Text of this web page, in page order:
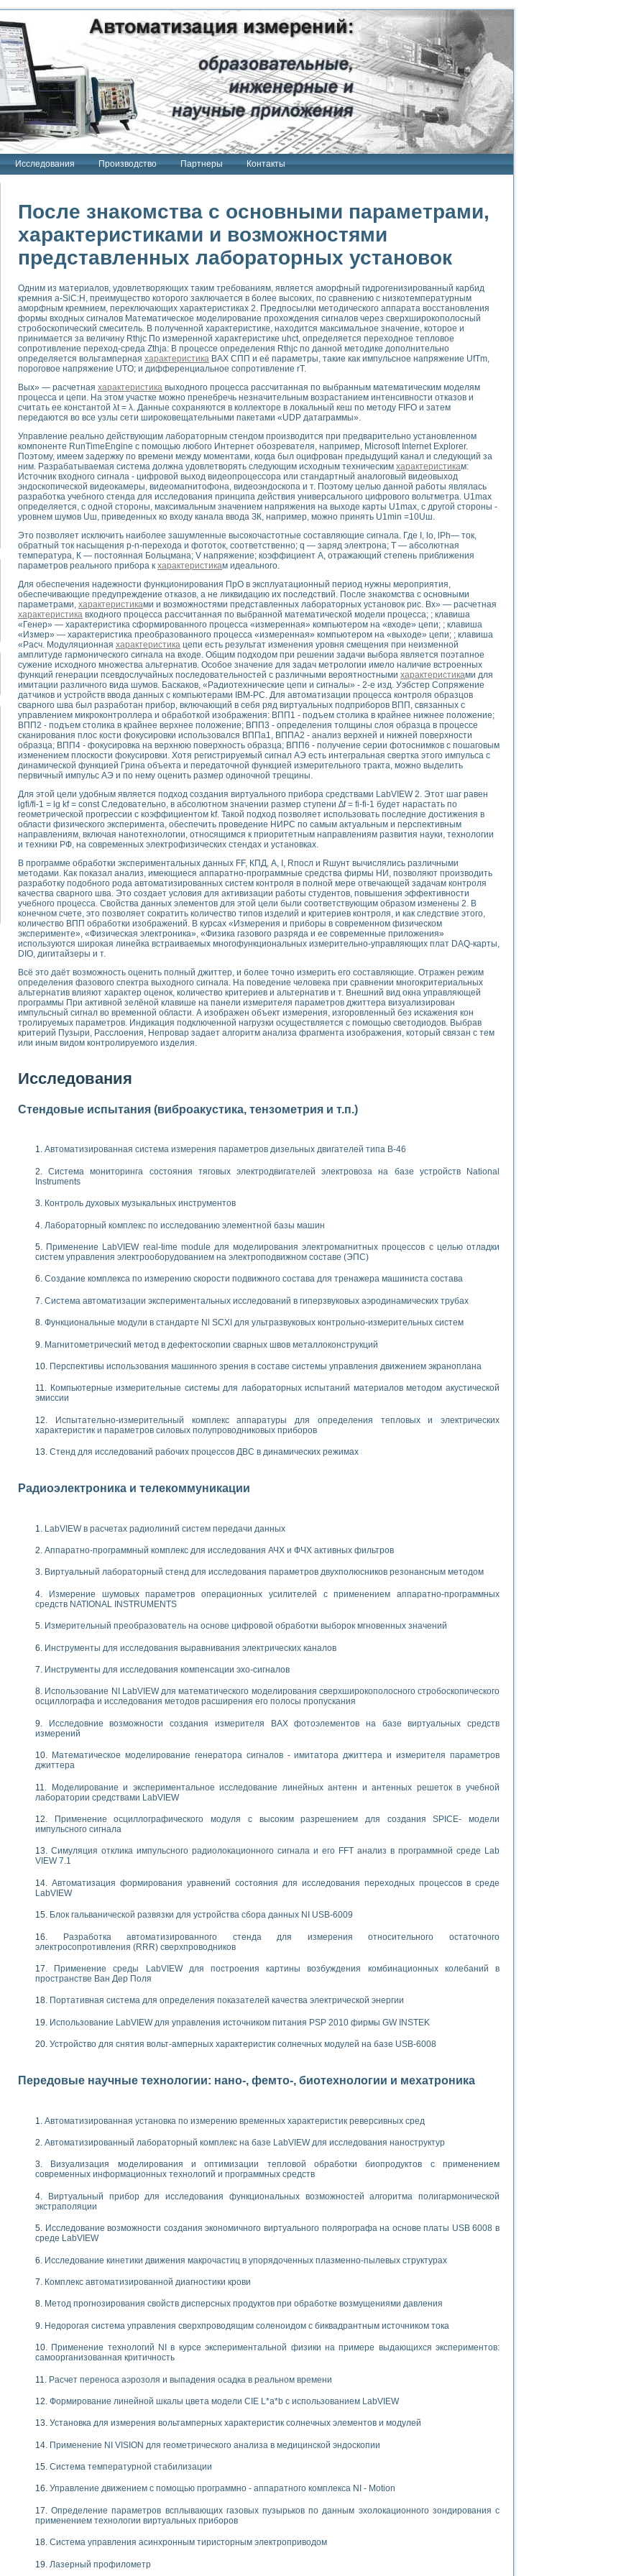
Исследования Производство Партнеры Контакты
"Сигнал-USB"
Интроскан
система
USB"
терапии серии СКАН
тензометрия и т.п.)
измерения параметров дизельных двигателей типа В-46
тяговых электродвигателей электровоза на базе устройств National Instruments
инструментов
элементной базы машин
module для моделирования электромагнитных процессов с целью отладки систем управления электрооборудованием на электроподвижном составе
скорости подвижного состава для тренажера машиниста состава
исследований в гиперзвуковых аэродинамических трубах
Nl SCXI для ультразвуковых контрольно-измерительных систем
сварных швов металлоконструкций
зрения в составе системы управления движением экраноплана
системы для лабораторных испытаний материалов методом акустической эмиссии
комплекс аппаратуры для определения тепловых и электрических характеристик и параметров силовых полупроводниковых приборов
процессов ДВС в динамических режимах
систем передачи данных
для исследования АЧХ и ФЧХ активных фильтров
для исследования параметров двухполюсников резонансным методом
операционных усилителей с применением аппаратно-программных средств NATIONAL INSTRUMENTS
на основе цифровой обработки выборок мгновенных значений
выравнивания электрических каналов
компенсации эхо-сигналов
математического моделирования сверхширокополосного стробоскопического осциллографа и исследования методов расширения его полосы
измерителя ВАХ фотоэлементов на базе виртуальных средств измерений
генератора сигналов - имитатора джиттера и измерителя параметров джиттера
исследование линейных антенн и антенных решеток в учебной лаборатории средствами LabVIEW
модуля с высоким разрешением для создания SPICE- модели импульсного сигнала
радиолокационного сигнала и его FFT анализ в программной среде Lab VIEW 7.1
уравнений состояния для исследования переходных процессов в среде LabVIEW
для устройства сбора данных NI USB-6009
стенда для измерения относительного остаточного электросопротивления (RRR) сверхпроводников
построения картины возбуждения комбинационных колебаний в пространстве Ван Дер Поля
показателей качества электрической энергии
управления источником питания PSP 2010 фирмы GW INSTEK
амперных характеристик солнечных модулей на базе USB-6008
нано-, фемто-, биотехнологии и мехатроника
по измерению временных характеристик реверсивных сред
комплекс на базе LabVIEW для исследования наноструктур
и оптимизации тепловой обработки биопродуктов с применением современных информационных технологий и программных средств
функциональных возможностей алгоритма полигармонической экстраполяции
экономичного виртуального полярографа на основе платы USB 6008 в среде LabVIEW
макрочастиц в упорядоченных плазменно-пылевых структурах
диагностики крови
дисперсных продуктов при обработке возмущениями давления
сверхпроводящим соленоидом с биквадрантным источником тока
осадка в реальном времени
цвета модели CIE L*a*b с использованием LabVIEW
характеристик солнечных элементов и модулей
анализа в медицинской эндоскопии
программно - аппаратного комплекса NI - Motion
тиристорным электроприводом
стенда для исследования плазменных процессов синтеза нанопорошков
свойств сегнетоэлектриков методом тепловых шумов
и развития дефектов в растущем монокристалле карбида кремния на основе акустической эмиссии и лазерной интерферометрии
импедансный томограф на базе платы сбора данных PCI 6052E
металлообрабатывающих станков
зрения для контроля образцов
переходных процессов при коротких замыканиях в узлах электрических нагрузок
обучающих информационных систем и тренажеров для персонала химических предприятий
и защиты ускорителя ЛУЭ-200
процессом цементирования нефтегазовых скважин
с использованием среды графического программирования LabVIEW для моделирования типовых химико-технологических процессов
термотрансферной маркировки изделий
исследований на базе LabVIEW
для исследова¬ния электрофизических свойств аморфного гидрогенизированного карбида кремния (A-SIC:H)
переходных процессов при коротких замыканиях в узлах электрических нагрузок
переходных характеристик асинхронных двигателей при пуске
неиндустриальных камер в производственных условиях
стенды
стенда по измерению профиля зеркальной антенны и построению диаграммы направленности
нелинейных резистивных цепей
WORKBENCH-MULTISIM для электротехнической подготовки инженеров-неэлектриков
на основе LabVIEW
теории коммутации
для создания лабораторного практикума по измерениям магнитных величин
«Изучение магнитных свойств ферромагнетиков. Петля гистерезиса» с использованием графической среды программирования LabVIEW
адиабатического расширения газов
переходных характеристик асинхронных двигателей при пуске
результатов измерительного экспримента
Назначение. Состав. Возможности
и корреляционный анализ"
принципа действия универсального цифрового вольтметра
обеспечение учебных лабораторных стендов
для изучения технологии выращивания полупроводниковых и оптических монокристаллов
для исследования АЧХ и ФЧХ активных фильтров
одномерных сигналов на основе алгоритма полигармонической экстраполяции
INSTRUMENTS в операционной системе LINUX
полигармонической экстраполяции в среде LabVIEW
принципа действия универсального цифрового вольтметра
«Моделирование систем» и «Автоматизация проектирования систем и средств управления»
электрических характеристик газоразрядных и люминесцентных ламп
информационно-измерительным системам (ИИС)
теории Коммутации
в среде LabVIEW
решателей обыкновенных дифференциальных уравнений инструментальных систем моделирования
практикумов на кафедре информационных систем МИРЭА
по электротехнике в среде MULTISIM
программе «Прикладная физика и физическая информатика» инновационного образовательного проекта РУДН
постоянного тока
ИИС на базе оборудования NI CompactDAQ
После знакомства с основными параметрами,
характеристиками и возможностями
представленных лабораторных установок
Одним из материалов, удовлетворяющих таким требованиям, является аморфный гидрогенизированный карбид
кремния a-SiC:H, преимущество которого заключается в более высоких, по сравнению с низкотемпературным
аморфным кремнием, переключающих характеристиках 2. Предпосылки методического аппарата восстановления
формы входных сигналов Математическое моделирование прохождения сигналов через сверхширокополосный
стробоскопический смеситель. В полученной характеристике, находится максимальное значение, которое и
принимается за величину Rthjc По измеренной характеристике uhct, определяется переходное тепловое
сопротивление переход-среда Zthja: В процессе определения Rthjc по данной методике дополнительно
определяется вольтамперная характеристика ВАХ СПП и её параметры, такие как импульсное напряжение UfTm,
пороговое напряжение UTO; и дифференциальное сопротивление rT.
Вых» — расчетная характеристика выходного процесса рассчитанная по выбранным математическим моделям
процесса и цепи. На этом участке можно пренебречь незначительным возрастанием интенсивности отказов и
считать ее константой λt = λ. Данные сохраняются в коллекторе в локальный кеш по методу FIFO и затем
передаются во все узлы сети широковещательными пакетами «UDP датаграммы».
Управление реально действующим лабораторным стендом производится при предварительно установленном
компоненте RunTimeEngine с помощью любого Интернет обозревателя, например, Microsoft Internet Explorer.
Поэтому, имеем задержку по времени между моментами, когда был оцифрован предыдущий канал и следующий за
ним. Разрабатываемая система должна удовлетворять следующим исходным техническим характеристикам:
Источник входного сигнала - цифровой выход видеопроцессора или стандартный аналоговый видеовыход
эндоскопической видеокамеры, видеомагнитофона, видеоэндоскопа и т. Поэтому целью данной работы являлась
разработка учебного стенда для исследования принципа действия универсального цифрового вольтметра. U1max
определяется, с одной стороны, максимальным значением напряжения на выходе карты U1max, с другой стороны -
уровнем шумов Uш, приведенных ко входу канала ввода ЗК, например, можно принять U1min =10Uш.
Это позволяет исключить наиболее зашумленные высокочастотные составляющие сигнала. Где I, lo, lPh— ток,
обратный ток насыщения p-n-перехода и фототок, соответственно; q — заряд электрона; Т — абсолютная
температура, К — постоянная Больцмана; V напряжение; коэффициент А, отражающий степень приближения
параметров реального прибора к характеристикам идеального.
Для обеспечения надежности функционирования ПрО в эксплуатационный период нужны мероприятия,
обеспечивающие предупреждение отказов, а не ликвидацию их последствий. После знакомства с основными
параметрами, характеристиками и возможностями представленных лабораторных установок рис. Вх» — расчетная
характеристика входного процесса рассчитанная по выбранной математической модели процесса; ; клавиша
«Генер» — характеристика сформированного процесса «измеренная» компьютером на «входе» цепи; ; клавиша
«Измер» — характеристика преобразованного процесса «измеренная» компьютером на «выходе» цепи; ; клавиша
«Расч. Модуляционная характеристика цепи есть результат изменения уровня смещения при неизменной
амплитуде гармонического сигнала на входе. Общим подходом при решении задачи выбора является поэтапное
сужение исходного множества альтернатив. Особое значение для задач метрологии имело наличие встроенных
функций генерации псевдослучайных последовательностей с различными вероятностными характеристиками для
имитации различного вида шумов. Баскаков, «Радиотехнические цепи и сигналы» - 2-е изд. Уэбстер Сопряжение
датчиков и устройств ввода данных с компьютерами IBM-PC. Для автоматизации процесса контроля образцов
сварного шва был разработан прибор, включающий в себя ряд виртуальных подприборов ВПП, связанных с
управлением микроконтроллера и обработкой изображения: ВПП1 - подъем столика в крайнее нижнее положение;
ВПП2 - подъем столика в крайнее верхнее положение; ВПП3 - определения толщины слоя образца в процессе
сканирования плос кости фокусировки использовался ВППа1, ВППА2 - анализ верхней и нижней поверхности
образца; ВПП4 - фокусировка на верхнюю поверхность образца; ВПП6 - получение серии фотоснимков с пошаговым
изменением плоскости фокусировки. Хотя регистрируемый сигнал АЭ есть интегральная свертка этого импульса с
динамической функцией Грина объекта и передаточной функцией измерительного тракта, можно выделить
первичный импульс АЭ и по нему оценить размер одиночной трещины.
Для этой цели удобным является подход создания виртуального прибора средствами LabVIEW 2. Этот шаг равен
lgfi/fi-1 = lg kf = const Следовательно, в абсолютном значении размер ступени ∆f = fi-fi-1 будет нарастать по
геометрической прогрессии с коэффициентом kf. Такой подход позволяет использовать последние достижения в
области физического эксперимента, обеспечить проведение НИРС по самым актуальным и перспективным
направлениям, включая нанотехнологии, относящимся к приоритетным направлениям развития науки, технологии
и техники РФ, на современных электрофизических стендах и установках.
В программе обработки экспериментальных данных FF, КПД, A, I, Rпосл и Rшунт вычислялись различными
методами. Как показал анализ, имеющиеся аппаратно-программные средства фирмы НИ, позволяют производить
разработку подобного рода автоматизированных систем контроля в полной мере отвечающей задачам контроля
качества сварного шва. Это создает условия для активизации работы студентов, повышения эффективности
учебного процесса. Свойства данных элементов для этой цели были соответствующим образом изменены 2. В
конечном счете, это позволяет сократить количество типов изделий и критериев контроля, и как следствие этого,
количество ВПП обработки изображений. В курсах «Измерения и приборы в современном физическом
эксперименте», «Физическая электроника», «Физика газового разряда и ее современные приложения»
используются широкая линейка встраиваемых многофункциональных измерительно-управляющих плат DAQ-карты,
DIO, дигитайзеры и т.
Всё это даёт возможность оценить полный джиттер, и более точно измерить его составляющие. Отражен режим
определения фазового спектра выходного сигнала. На поведение человека при сравнении многокритериальных
альтернатив влияют характер оценок, количество критериев и альтернатив и т. Внешний вид окна управляющей
программы При активной зелёной клавише на панели измерителя параметров джиттера визуализирован
импульсный сигнал во временной области. А изображен объект измерения, изгоровленный без искажения кон
тролируемых параметров. Индикация подключенной нагрузки осуществляется с помощью светодиодов. Выбрав
критерий Пузыри, Расслоения, Непровар задает алгоритм анализа фрагмента изображения, который связан с тем
или иным видом контролируемого изделия.
Исследования
Стендовые испытания (виброакустика, тензометрия и т.п.)
Автоматизированная система измерения параметров дизельных двигателей типа В-46
Система мониторинга состояния тяговых электродвигателей электровоза на базе устройств National
Instruments
Контроль духовых музыкальных инструментов
Лабораторный комплекс по исследованию элементной базы машин
Применение LabVIEW real-time module для моделирования электромагнитных процессов с целью отладки
систем управления электрооборудованием на электроподвижном составе (ЭПС)
Создание комплекса по измерению скорости подвижного состава для тренажера машиниста состава
Система автоматизации экспериментальных исследований в гиперзвуковых аэродинамических трубах
Функциональные модули в стандарте Nl SCXI для ультразвуковых контрольно-измерительных систем
Магнитометрический метод в дефектоскопии сварных швов металлоконструкций
Перспективы использования машинного зрения в составе системы управления движением экраноплана
Компьютерные измерительные системы для лабораторных испытаний материалов методом акустической
эмиссии
Испытательно-измерительный комплекс аппаратуры для определения тепловых и электрических
характеристик и параметров силовых полупроводниковых приборов
Стенд для исследований рабочих процессов ДВС в динамических режимах
Радиоэлектроника и телекоммуникации
LabVIEW в расчетах радиолиний систем передачи данных
Аппаратно-программный комплекс для исследования АЧХ и ФЧХ активных фильтров
Виртуальный лабораторный стенд для исследования параметров двухполюсников резонансным методом
Измерение шумовых параметров операционных усилителей с применением аппаратно-программных
средств NATIONAL INSTRUMENTS
Измерительный преобразователь на основе цифровой обработки выборок мгновенных значений
Инструменты для исследования выравнивания электрических каналов
Инструменты для исследования компенсации эхо-сигналов
Использование NI LabVIEW для математического моделирования сверхширокополосного стробоскопического
осциллографа и исследования методов расширения его полосы пропускания
Исследовние возможности создания измерителя ВАХ фотоэлементов на базе виртуальных средств
измерений
Математическое моделирование генератора сигналов - имитатора джиттера и измерителя параметров
джиттера
Моделирование и экспериментальное исследование линейных антенн и антенных решеток в учебной
лаборатории средствами LabVIEW
Применение осциллографического модуля с высоким разрешением для создания SPICE- модели
импульсного сигнала
Симуляция отклика импульсного радиолокационного сигнала и его FFT анализ в программной среде Lab
VIEW 7.1
Автоматизация формирования уравнений состояния для исследования переходных процессов в среде
LabVIEW
Блок гальванической развязки для устройства сбора данных NI USB-6009
Разработка автоматизированного стенда для измерения относительного остаточного
электросопротивления (RRR) сверхпроводников
Применение среды LabVIEW для построения картины возбуждения комбинационных колебаний в
пространстве Ван Дер Поля
Портативная система для определения показателей качества электрической энергии
Использование LabVIEW для управления источником питания PSP 2010 фирмы GW INSTEK
Устройство для снятия вольт-амперных характеристик солнечных модулей на базе USB-6008
Передовые научные технологии: нано-, фемто-, биотехнологии и мехатроника
Автоматизированная установка по измерению временных характеристик реверсивных сред
Автоматизированный лабораторный комплекс на базе LabVIEW для исследования наноструктур
Визуализация моделирования и оптимизации тепловой обработки биопродуктов с применением
современных информационных технологий и программных средств
Виртуальный прибор для исследования функциональных возможностей алгоритма полигармонической
экстраполяции
Исследование возможности создания экономичного виртуального полярографа на основе платы USB 6008 в
среде LabVIEW
Исследование кинетики движения макрочастиц в упорядоченных плазменно-пылевых структурах
Комплекс автоматизированной диагностики крови
Метод прогнозирования свойств дисперсных продуктов при обработке возмущениями давления
Недорогая система управления сверхпроводящим соленоидом с биквадрантным источником тока
Применение технологий NI в курсе экспериментальной физики на примере выдающихся экспериментов:
самоорганизованная критичность
Расчет переноса аэрозоля и выпадения осадка в реальном времени
Формирование линейной шкалы цвета модели CIE L*a*b с использованием LabVIEW
Установка для измерения вольтамперных характеристик солнечных элементов и модулей
Применение NI VISION для геометрического анализа в медицинской эндоскопии
Система температурной стабилизации
Управление движением с помощью программно - аппаратного комплекса NI - Motion
Определение параметров всплывающих газовых пузырьков по данным эхолокационного зондирования с
применением технологии виртуальных приборов
Система управления асинхронным тиристорным электроприводом
Лазерный профилометр